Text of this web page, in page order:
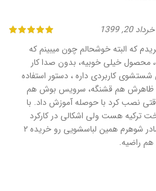
خرداد 20, 1399
خریدم که البته خوشحالم چون میبینم که
محصول خیلی خوبیه، بدون صدا کار
شستشوی کاربردی داره ، دستور استفاده
ظاهرش هم قشنگه، سرویس بوش هم
نصب کرد با حوصله آموزش داد. با
ترکیه هست ولی اشکالی در کارکرد
محصول ندیدم، مادر شوهرم همین لباسشویی رو خریده ۲
راضیه.